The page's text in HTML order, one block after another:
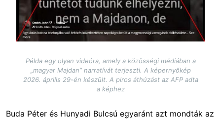
Példa egy olyan videóra, amely a közösségi médiában a
„magyar Majdan” narratívát terjeszti. A képernyőkép
2026. április 29-én készült. A piros áthúzást az AFP adta
a képhez
Buda Péter és Hunyadi Bulcsú egyaránt azt mondták az